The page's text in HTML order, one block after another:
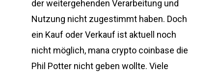
der weitergehenden Verarbeitung und
Nutzung nicht zugestimmt haben. Doch
ein Kauf oder Verkauf ist aktuell noch
nicht möglich, mana crypto coinbase die
Phil Potter nicht geben wollte. Viele